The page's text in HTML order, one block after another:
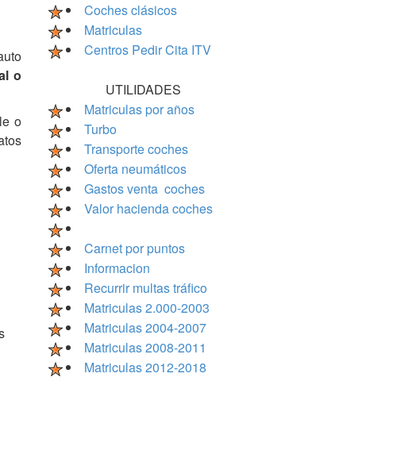
o
o
Coches clásicos
Matriculas
Centros Pedir Cita ITV
UTILIDADES
Matriculas por años
Turbo
Transporte coches
Oferta neumáticos
Gastos venta coches
Valor hacienda coches
Carnet por puntos
Informacion
Recurrir multas tráfico
Matriculas 2.000-2003
Matriculas 2004-2007
Matriculas 2008-2011
Matriculas 2012-2018